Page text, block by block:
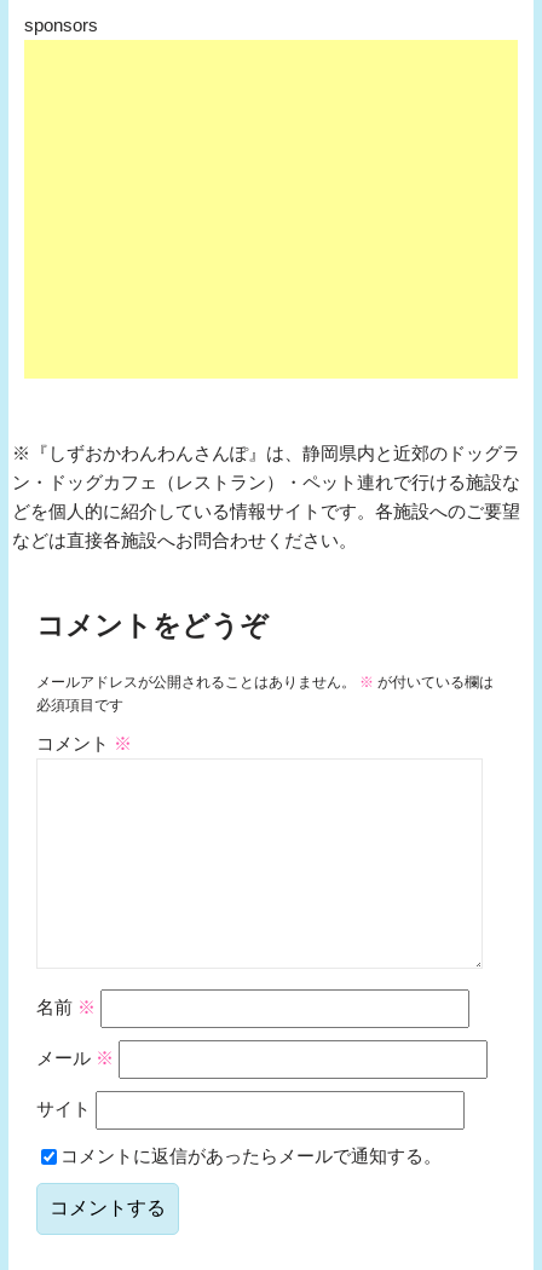
sponsors
※『しずおかわんわんさんぽ』は、静岡県内と近郊のドッグラ
ン・ドッグカフェ（レストラン）・ペット連れで行ける施設な
どを個人的に紹介している情報サイトです。各施設へのご要望
などは直接各施設へお問合わせください。
コメントをどうぞ
メールアドレスが公開されることはありません。 ※ が付いている欄は
必須項目です
コメント ※
名前 ※
メール ※
サイト
コメントに返信があったらメールで通知する。